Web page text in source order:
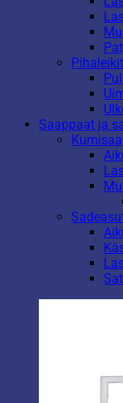
Pihaleikit
Saappaat ja